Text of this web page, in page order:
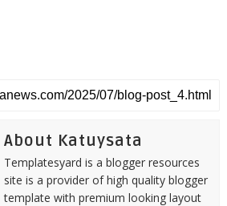
About Katuysata
Templatesyard is a blogger resources
site is a provider of high quality blogger
template with premium looking layout